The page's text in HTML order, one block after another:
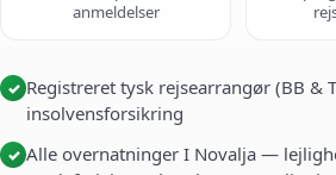
anmeldelser
✓ Registreret tysk rejsearrangør (BB &
insolvensforsikring
✓ Alle overnatninger I Novalja —